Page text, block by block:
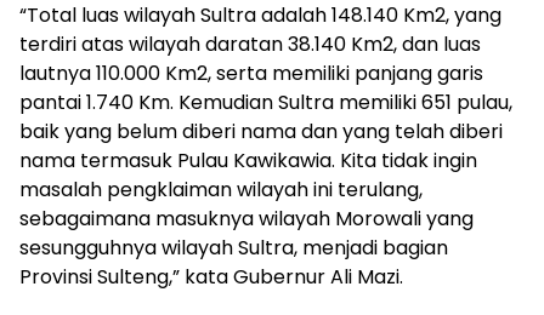
“Total luas wilayah Sultra adalah 148.140 Km2, yang
terdiri atas wilayah daratan 38.140 Km2, dan luas
lautnya 110.000 Km2, serta memiliki panjang garis
pantai 1.740 Km. Kemudian Sultra memiliki 651 pulau,
baik yang belum diberi nama dan yang telah diberi
nama termasuk Pulau Kawikawia. Kita tidak ingin
masalah pengklaiman wilayah ini terulang,
sebagaimana masuknya wilayah Morowali yang
sesungguhnya wilayah Sultra, menjadi bagian
Provinsi Sulteng,” kata Gubernur Ali Mazi.